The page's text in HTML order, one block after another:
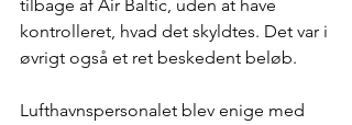
tilbage af Air Baltic, uden at have
kontrolleret, hvad det skyldtes. Det var i
øvrigt også et ret beskedent beløb.
Lufthavnspersonalet blev enige med